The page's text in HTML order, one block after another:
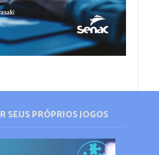
SEUS PRÓPRIOS JOGOS